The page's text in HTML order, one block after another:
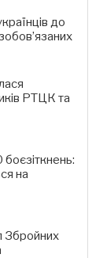
до
РТЦК та
на
Збройних